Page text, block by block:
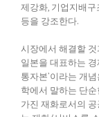
제강화, 기업지배
등을 강조한다.
시장에서 해결할
일본을 대표하는
통자본’이라는 개
학에서 말하는 단
가진 재화로서의